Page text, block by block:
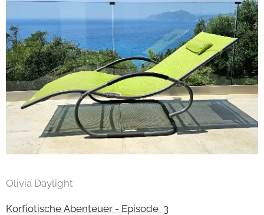
Olivia Daylight
Korfiotische Abenteuer - Episode 3